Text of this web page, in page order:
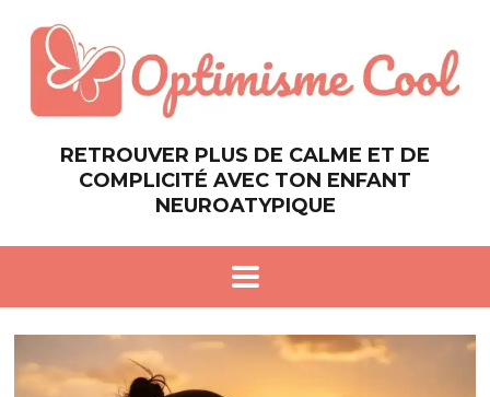
RETROUVER PLUS DE CALME ET DE
COMPLICITÉ AVEC TON ENFANT
NEUROATYPIQUE